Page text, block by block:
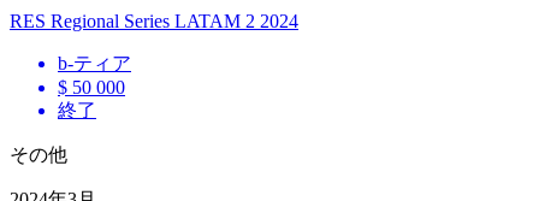
RES Regional Series LATAM 2 2024
b-ティア
$ 50 000
終了
その他